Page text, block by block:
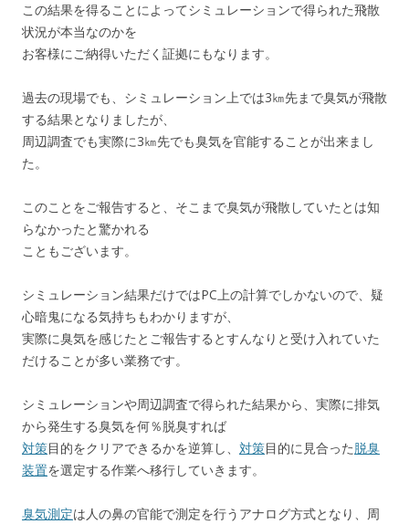
この結果を得ることによってシミュレーションで得られた飛散
状況が本当なのかを
お客様にご納得いただく証拠にもなります。
過去の現場でも、シミュレーション上では3㎞先まで臭気が飛散
する結果となりましたが、
周辺調査でも実際に3㎞先でも臭気を官能することが出来まし
た。
このことをご報告すると、そこまで臭気が飛散していたとは知
らなかったと驚かれる
こともございます。
シミュレーション結果だけではPC上の計算でしかないので、疑
心暗鬼になる気持ちもわかりますが、
実際に臭気を感じたとご報告するとすんなりと受け入れていた
だけることが多い業務です。
シミュレーションや周辺調査で得られた結果から、実際に排気
から発生する臭気を何％脱臭すれば
対策目的をクリアできるかを逆算し、 対策目的に見合った脱臭
装置を選定する作業へ移行していきます。
臭気測定は人の鼻の官能で測定を行うアナログ方式となり、周